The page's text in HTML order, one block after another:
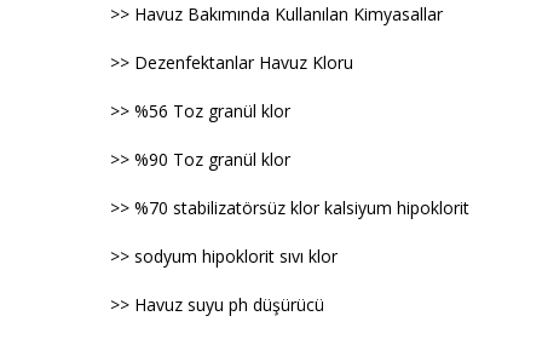
>> Havuz Bakımında Kullanılan Kimyasallar
>> Dezenfektanlar Havuz Kloru
>> %56 Toz granül klor
>> %90 Toz granül klor
>> %70 stabilizatörsüz klor kalsiyum hipoklorit
>> sodyum hipoklorit sıvı klor
>> Havuz suyu ph düşürücü